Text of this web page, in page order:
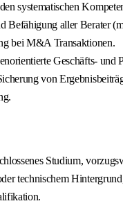
systematischen
Befähigung aller Berater
bei M&A Transaktionen.
Geschäfts- und
von
Studium,
technischem